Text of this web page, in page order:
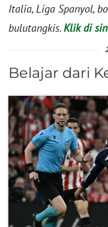
Italia, Liga Spanyol,
bulutangkis.Klik di
Belajar dari